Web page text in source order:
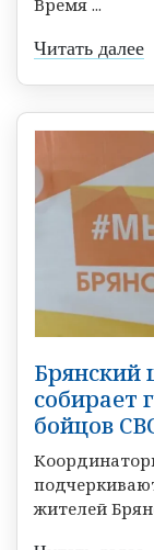
Время ...
Читать далее
Брянский
собирает
бойцов
жителей